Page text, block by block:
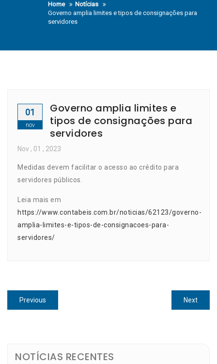
Home
Notícias
Governo amplia limites e tipos de consignações para
servidores
01
nov
Governo amplia limites e
tipos de consignações para
servidores
Nov , 01 , 2023
Medidas devem facilitar o acesso ao crédito para
servidores públicos.
Leia mais em
https://www.contabeis.com.br/noticias/62123/governo-
amplia-limites-e-tipos-de-consignacoes-para-
servidores/
Navegação
de
Previous
post:
NextNext
post:
NOTÍCIAS RECENTES